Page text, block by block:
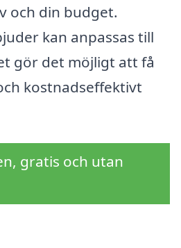
och din budget.
kan anpassas till
gör det möjligt att få
kostnadseffektivt
gratis och utan